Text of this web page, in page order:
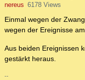
nereus 6178 Views
Einmal wegen der
wegen der Ereignisse
Aus beiden Ereignissen
gestärkt heraus.
--